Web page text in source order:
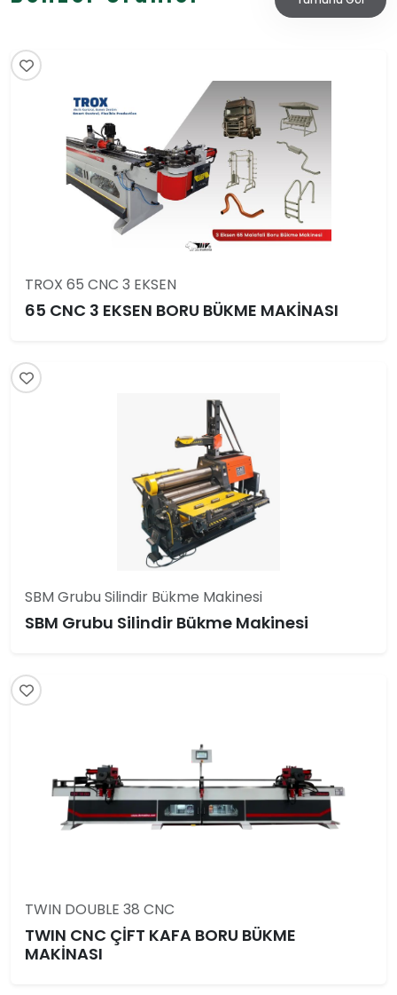
TROX 65 CNC 3 EKSEN
65 CNC 3 EKSEN BORU BÜKME MAKİNASI
SBM Grubu Silindir Bükme Makinesi
SBM Grubu Silindir Bükme Makinesi
TWIN DOUBLE 38 CNC
TWIN CNC ÇİFT KAFA BORU BÜKME
MAKİNASI